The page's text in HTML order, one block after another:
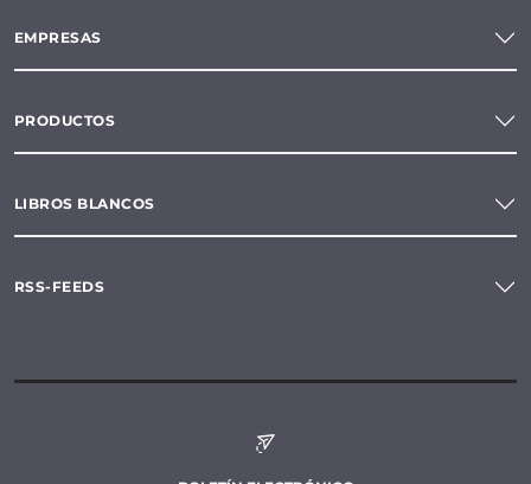
EMPRESAS
PRODUCTOS
LIBROS BLANCOS
RSS-FEEDS